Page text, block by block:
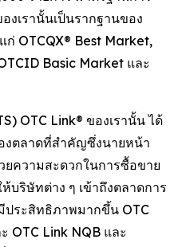
งเรานั้นเป็นรากฐานของ
ก่ OTCQX® Best Market,
Basic Market และ
OTC Link® ของเรานั้น ได้
งตลาดที่สำคัญซึ่งนายหน้า
ยความสะดวกในการซื้อขาย
บริษัทต่าง ๆ เข้าถึงตลาดการ
ประสิทธิภาพมากขึ้น OTC
OTC Link NQB และ